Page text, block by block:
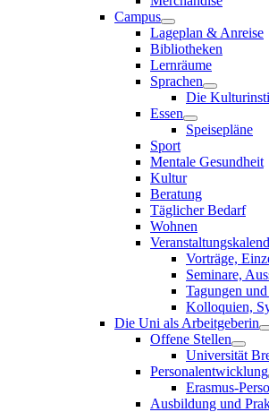
Campus
Lageplan & Anreise
Bibliotheken
Lernräume
Sprachen
Die
Essen
Speisepläne
Sport
Mentale Gesundheit
Kultur
Beratung
Täglicher Bedarf
Wohnen
Vorträge,
Seminare,
Tagungen
Kolloquien,
Die Uni als Arbeitgeberin
Offene Stellen
Universität
Personalentwicklung
Erasmus-
Ausbildung und